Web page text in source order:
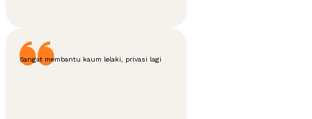
Sangat membantu kaum lelaki, privasi lagi